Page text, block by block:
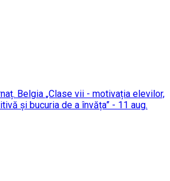
Belgia „Clase vii - motivația elevilor,
și bucuria de a învăța” - 11 aug.